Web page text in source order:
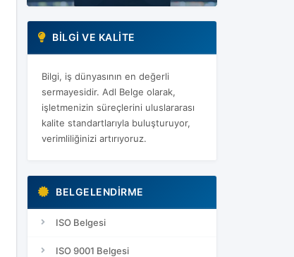
BILGI VE KALITE
Bilgi, iş dünyasının en değerli
sermayesidir. Adl Belge olarak,
işletmenizin süreçlerini uluslararası
kalite standartlarıyla buluşturuyor,
verimliliğinizi artırıyoruz.
BELGELENDIRME
ISO Belgesi
ISO 9001 Belgesi